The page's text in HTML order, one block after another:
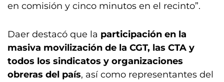
en comisión y cinco minutos en el recinto”.
Daer destacó que la participación en la
masiva movilización de la CGT, las CTA y
todos los sindicatos y organizaciones
obreras del país, así como representantes del